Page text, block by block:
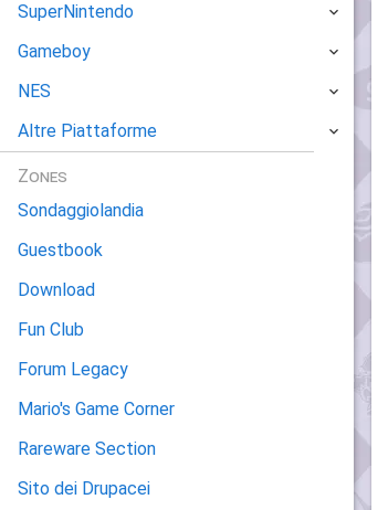
SuperNintendo
Gameboy
NES
Altre Piattaforme
Zones
Sondaggiolandia
Guestbook
Download
Fun Club
Forum Legacy
Mario's Game Corner
Rareware Section
Sito dei Drupacei